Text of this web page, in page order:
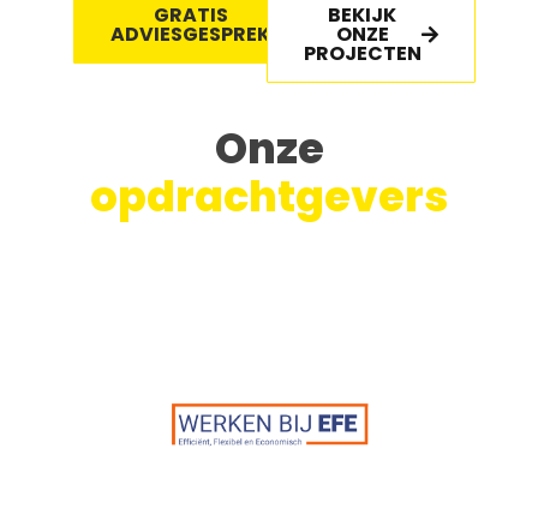
GRATIS
ADVIESGESPREK
BEKIJK
ONZE
PROJECTEN
Onze
opdrachtgevers